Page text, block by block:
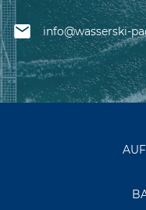
info@wasserski-